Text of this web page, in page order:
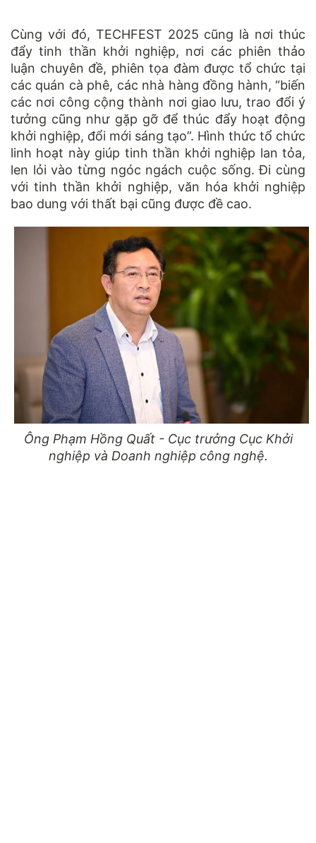
Cùng với đó, TECHFEST 2025 cũng là nơi thúc
đẩy tinh thần khởi nghiệp, nơi các phiên thảo
luận chuyên đề, phiên tọa đàm được tổ chức tại
các quán cà phê, các nhà hàng đồng hành, “biến
các nơi công cộng thành nơi giao lưu, trao đổi ý
tưởng cũng như gặp gỡ để thúc đẩy hoạt động
khởi nghiệp, đổi mới sáng tạo”. Hình thức tổ chức
linh hoạt này giúp tinh thần khởi nghiệp lan tỏa,
len lỏi vào từng ngóc ngách cuộc sống. Đi cùng
với tinh thần khởi nghiệp, văn hóa khởi nghiệp
bao dung với thất bại cũng được đề cao.
Ông Phạm Hồng Quất - Cục trưởng Cục Khởi
nghiệp và Doanh nghiệp công nghệ.